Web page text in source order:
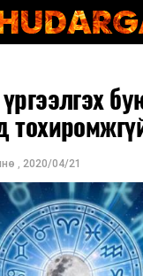
, 2020/04/21